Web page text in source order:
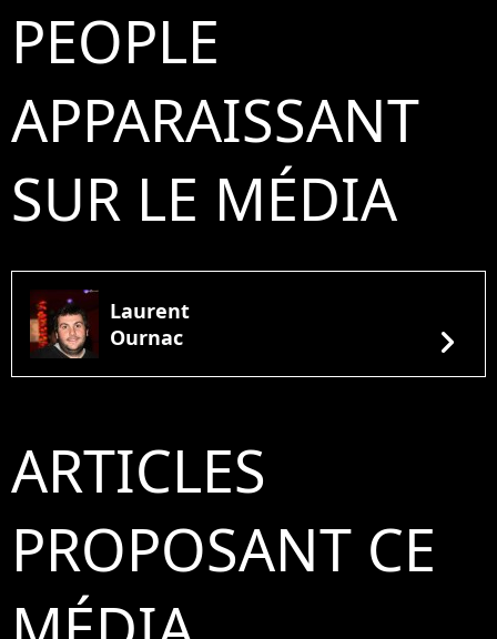
PEOPLE
APPARAISSANT
SUR LE MÉDIA
Laurent
Ournac
chevron_right
ARTICLES
PROPOSANT CE